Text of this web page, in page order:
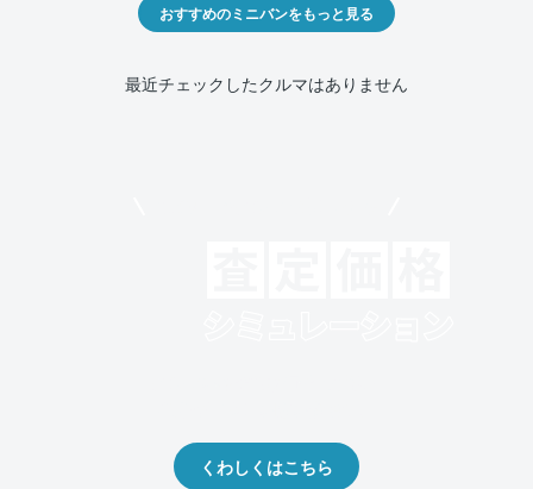
おすすめのミニバンをもっと見る
最近チェックしたクルマはありません
くわしくはこちら